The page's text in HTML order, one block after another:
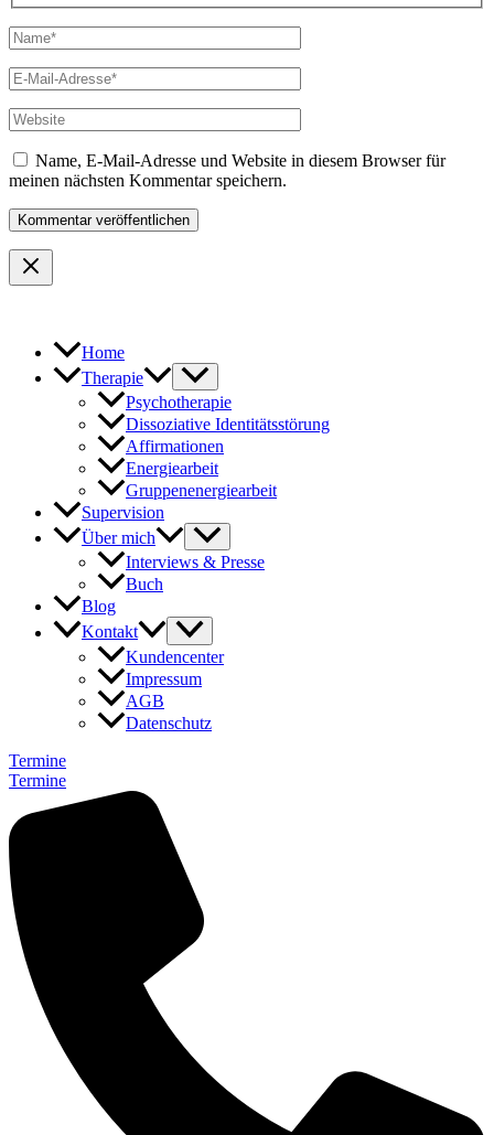
Name*
E-
Mail-
Adresse*
Website
Name, E-Mail-Adresse und Website in diesem Browser für
meinen nächsten Kommentar speichern.
Home
Therapie
Psychotherapie
Dissoziative Identitätsstörung
Affirmationen
Energiearbeit
Gruppenenergiearbeit
Supervision
Über mich
Interviews & Presse
Buch
Blog
Kontakt
Kundencenter
Impressum
AGB
Datenschutz
Termine
Termine